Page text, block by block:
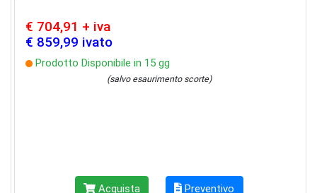
€ 704,91 + iva
€ 859,99 ivato
Prodotto Disponibile in 15 gg
(salvo esaurimento scorte)
Acquista Preventivo